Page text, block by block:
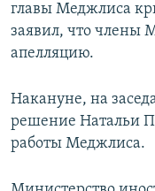
главы Меджлиса
заявил, что члены
апелляцию.
Накануне, на
решение Натальи
работы Меджлиса.